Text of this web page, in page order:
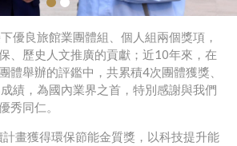
優良旅館業團體組、個人組兩個獎項，
、歷史人文推廣的貢獻；近10年來，在
體舉辦的評鑑中，共累積4次團體獲獎、
績，為國內業界之首，特別感謝與我們
秀同仁。
畫獲得環保節能金質獎，以科技提升能